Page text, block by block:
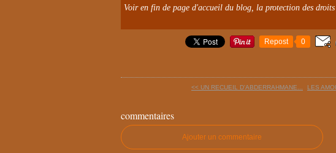
Voir en fin de page d'accueil du blog, la protection des droits
Repost 0
<< UN RECUEIL D'ABDERRAHMANE... LES
commentaires
Ajouter un commentaire